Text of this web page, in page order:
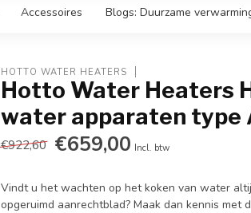
Accessoires Blogs: Duurzame
HOTTO WATER HEATERS
Hotto Water Heaters
water apparaten type
€922,60 €659,00 Incl. btw
Vindt u het wachten op het koken van water
opgeruimd aanrechtblad? Maak dan kennis